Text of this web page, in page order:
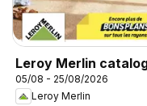
Leroy Merlin
05/08 - 25/08/2026
Leroy Merlin